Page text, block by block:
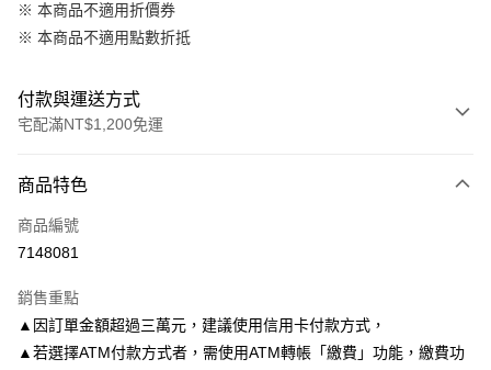
※ 本商品不適用折價券
※ 本商品不適用點數折抵
付款與運送方式
宅配滿NT$1,200免運
信用卡一次付款
LINE Pay
悠遊付
Google Pay
商品特色
商品編號
7148081
銷售重點
▲因訂單金額超過三萬元，建議使用信用卡付款方式，
▲若選擇ATM付款方式者，需使用ATM轉帳「繳費」功能，繳費功